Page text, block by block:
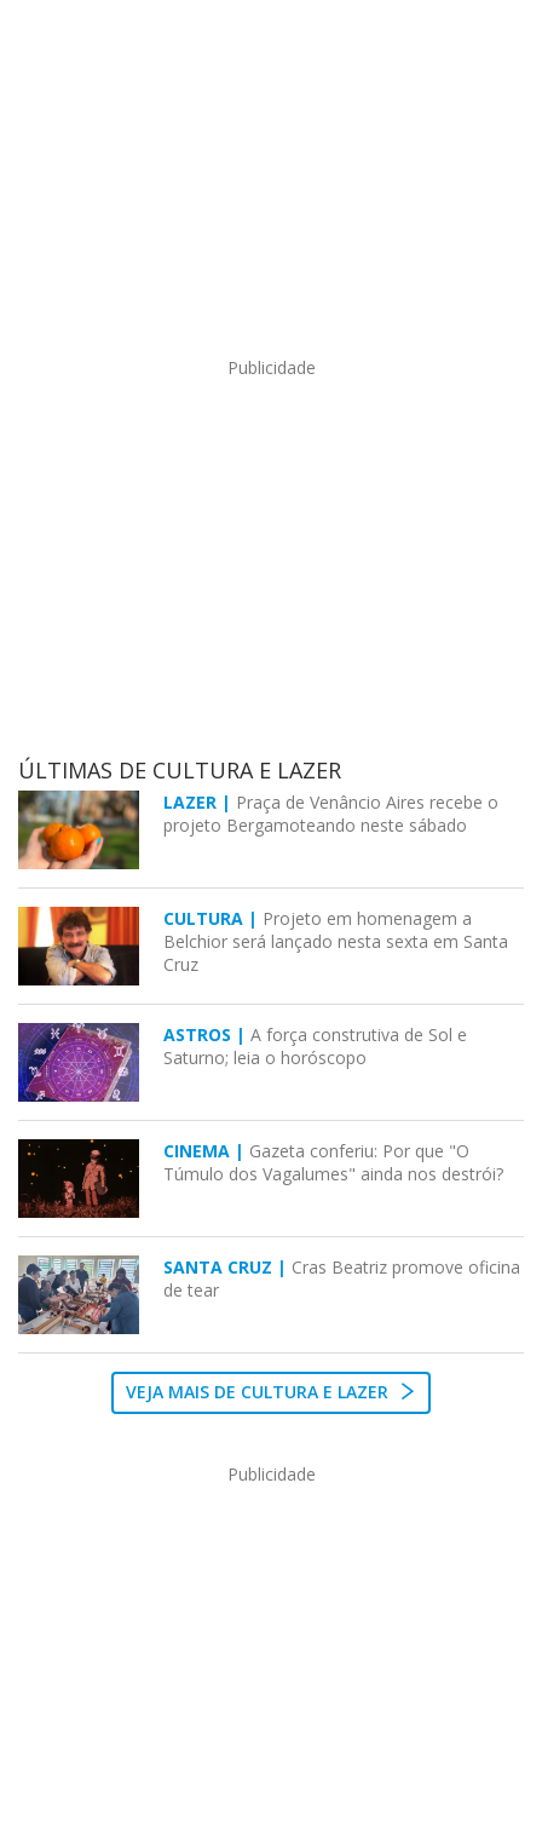
Publicidade
ÚLTIMAS DE CULTURA E LAZER
LAZER | Praça de Venâncio Aires recebe o
projeto Bergamoteando neste sábado
CULTURA | Projeto em homenagem a
Belchior será lançado nesta sexta em Santa
Cruz
ASTROS | A força construtiva de Sol e
Saturno; leia o horóscopo
CINEMA | Gazeta conferiu: Por que "O
Túmulo dos Vagalumes" ainda nos destrói?
SANTA CRUZ | Cras Beatriz promove oficina
de tear
VEJA MAIS DE CULTURA E LAZER
Publicidade